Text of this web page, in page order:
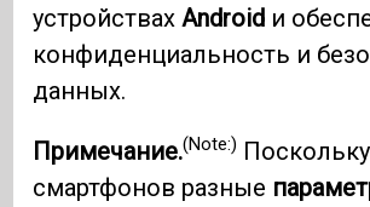
устройствах Android и
конфиденциальность и
данных.
Примечание.(Note:)
смартфонов разные